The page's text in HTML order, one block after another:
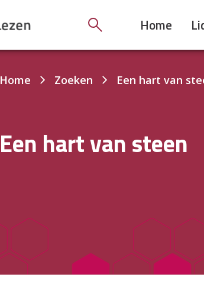
Home
Je
Home Zoeken Een hart van
Een hart van steen